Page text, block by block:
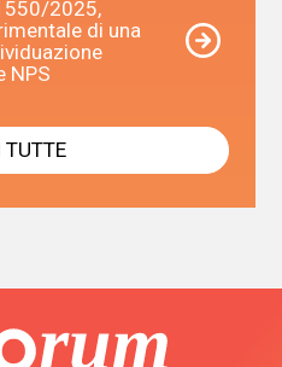
2025,
di una
NPS
TUTTE